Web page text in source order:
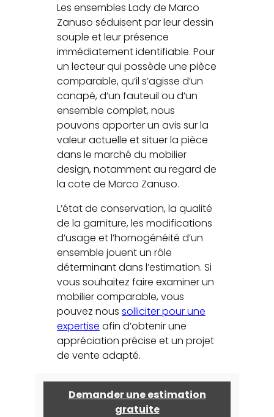
Les ensembles Lady de Marco
Zanuso séduisent par leur dessin
souple et leur présence
immédiatement identifiable. Pour
un lecteur qui possède une pièce
comparable, qu’il s’agisse d’un
canapé, d’un fauteuil ou d’un
ensemble complet, nous
pouvons apporter un avis sur la
valeur actuelle et situer la pièce
dans le marché du mobilier
design, notamment au regard de
la cote de Marco Zanuso.
L’état de conservation, la qualité
de la garniture, les modifications
d’usage et l’homogénéité d’un
ensemble jouent un rôle
déterminant dans l’estimation. Si
vous souhaitez faire examiner un
mobilier comparable, vous
pouvez noussolliciter pour une
expertise afin d’obtenir une
appréciation précise et un projet
de vente adapté.
Demander une estimation
gratuite